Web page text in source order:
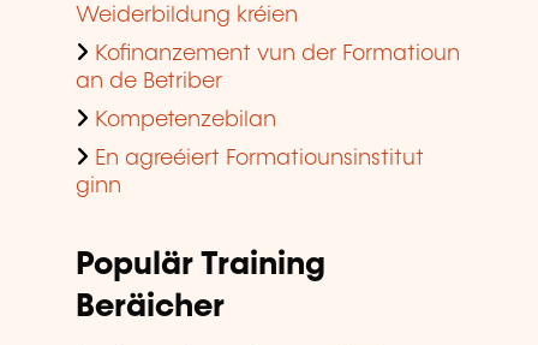
Weiderbildung kréien
Kofinanzement vun der Formatioun
an de Betriber
Kompetenzebilan
En agreéiert Formatiounsinstitut
ginn
Populär Training
Beräicher